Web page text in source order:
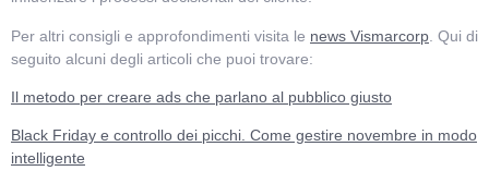
Per altri consigli e approfondimenti visita le news Vismarcorp . Qui di
seguito alcuni degli articoli che puoi trovare:
Il metodo per creare ads che parlano al pubblico giusto
Black Friday e controllo dei picchi. Come gestire novembre in modo
intelligente